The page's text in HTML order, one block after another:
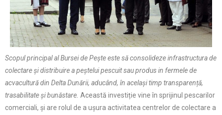
Scopul principal al Bursei de Pește este să consolideze infrastructura de
colectare şi distribuire a peștelui pescuit sau produs in fermele de
acvacultură din Delta Dunării, aducând, în același timp transparență,
trasabilitate şi bunăstare. Această investiție vine în sprijinul pescarilor
comerciali, şi are rolul de a ușura activitatea centrelor de colectare a